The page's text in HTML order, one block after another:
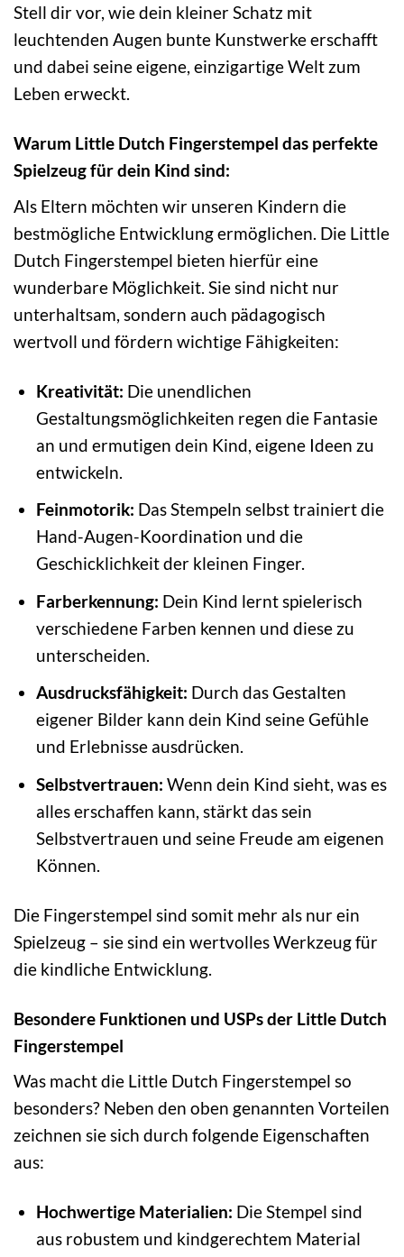
Stell dir vor, wie dein kleiner Schatz mit
leuchtenden Augen bunte Kunstwerke erschafft
und dabei seine eigene, einzigartige Welt zum
Leben erweckt.
Warum Little Dutch Fingerstempel das perfekte
Spielzeug für dein Kind sind:
Als Eltern möchten wir unseren Kindern die
bestmögliche Entwicklung ermöglichen. Die Little
Dutch Fingerstempel bieten hierfür eine
wunderbare Möglichkeit. Sie sind nicht nur
unterhaltsam, sondern auch pädagogisch
wertvoll und fördern wichtige Fähigkeiten:
Kreativität: Die unendlichen
Gestaltungsmöglichkeiten regen die Fantasie
an und ermutigen dein Kind, eigene Ideen zu
entwickeln.
Feinmotorik: Das Stempeln selbst trainiert die
Hand-Augen-Koordination und die
Geschicklichkeit der kleinen Finger.
Farberkennung: Dein Kind lernt spielerisch
verschiedene Farben kennen und diese zu
unterscheiden.
Ausdrucksfähigkeit: Durch das Gestalten
eigener Bilder kann dein Kind seine Gefühle
und Erlebnisse ausdrücken.
Selbstvertrauen: Wenn dein Kind sieht, was es
alles erschaffen kann, stärkt das sein
Selbstvertrauen und seine Freude am eigenen
Können.
Die Fingerstempel sind somit mehr als nur ein
Spielzeug – sie sind ein wertvolles Werkzeug für
die kindliche Entwicklung.
Besondere Funktionen und USPs der Little Dutch
Fingerstempel
Was macht die Little Dutch Fingerstempel so
besonders? Neben den oben genannten Vorteilen
zeichnen sie sich durch folgende Eigenschaften
aus:
Hochwertige Materialien: Die Stempel sind
aus robustem und kindgerechtem Material